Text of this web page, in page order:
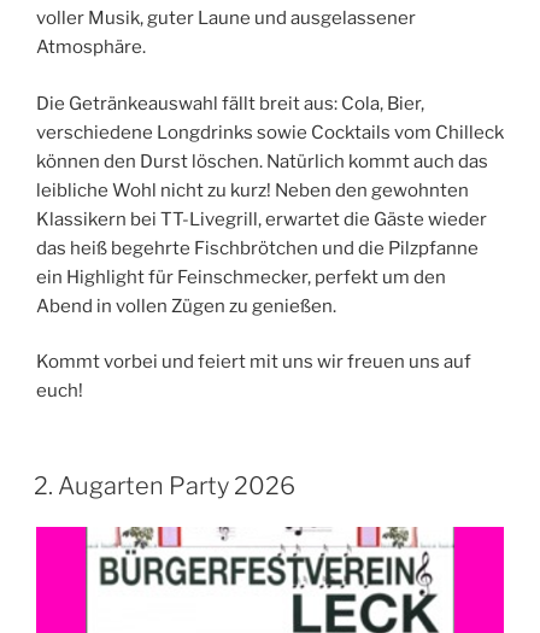
voller Musik, guter Laune und ausgelassener
Atmosphäre.
Die Getränkeauswahl fällt breit aus: Cola, Bier,
verschiedene Longdrinks sowie Cocktails vom Chilleck
können den Durst löschen. Natürlich kommt auch das
leibliche Wohl nicht zu kurz! Neben den gewohnten
Klassikern bei TT-Livegrill, erwartet die Gäste wieder
das heiß begehrte Fischbrötchen und die Pilzpfanne
ein Highlight für Feinschmecker, perfekt um den
Abend in vollen Zügen zu genießen.
Kommt vorbei und feiert mit uns wir freuen uns auf
euch!
2. Augarten Party 2026